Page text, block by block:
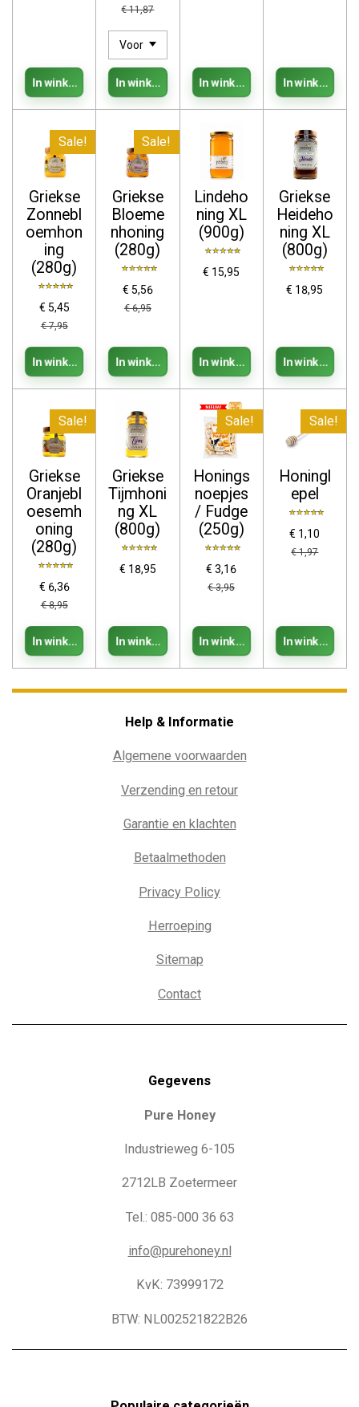
In winkelwagen
€ 11,87
In winkelwagen In winkelwagen In
Sale!
Griekse
Zonnebl
oemhon
ing
(280g)
€ 5,45
€ 7,95
In winkelwagen
Sale!
Griekse
Bloeme
nhoning
(280g)
€ 5,56
€ 6,95
In winkelwagen
Lindeho
ning XL
(900g)
€ 15,95
In winkelwagen
Griekse
Heideho
ning XL
(800g)
€ 18,95
In
Sale!
Griekse
Oranjebl
oesemh
oning
(280g)
€ 6,36
€ 8,95
In winkelwagen
Griekse
Tijmhoni
ng XL
(800g)
€ 18,95
In winkelwagen
Sale!
Honings
noepjes
/ Fudge
(250g)
€ 3,16
€ 3,95
In winkelwagen
Sale!
Honingl
epel
€ 1,10
€ 1,97
In
Help & Informatie
Algemene voorwaarden
Verzending en retour
Garantie en klachten
Betaalmethoden
Privacy Policy
Herroeping
Sitemap
Contact
Gegevens
Pure Honey
Industrieweg 6-105
2712LB Zoetermeer
Tel.: 085-000 36 63
info@purehoney.nl
KvK: 73999172
BTW: NL002521822B26